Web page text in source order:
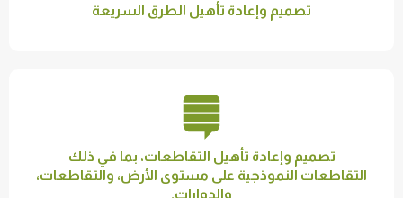
تصميم وإعادة تأهيل الطرق السريعة
تصميم وإعادة تأهيل التقاطعات، بما في ذلك
التقاطعات النموذجية على مستوى الأرض، والتقاطعات،
والدوارات.